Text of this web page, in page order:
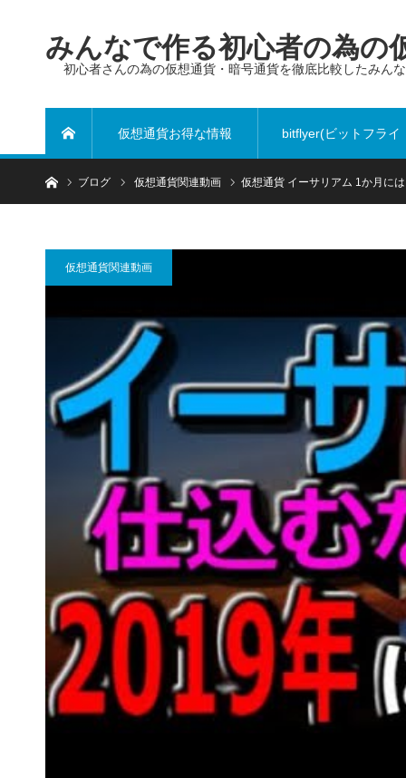
みんなで作る初心者の為の
初心者さんの為の仮想通貨・暗号通貨を徹底比較したみん
仮想通貨お得な情報 bitflyer(ビットフライ
ヤー)
ホームブログ 仮想通貨関連動画 仮想通貨 イーサリアム 1か月に
仮想通貨関連動画